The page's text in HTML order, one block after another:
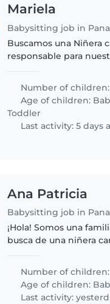
Mariela
Buscamos una Niñera
responsable para
guste cocinar y que
Number of children:
Age of children:
Toddler
Last activity: 5 days
Ana Patricia
¡Hola! Somos una
busca de una niñera
nuestro bebé creativo y
amigable. Nos
sientas cómoda con
Number of children:
Age of children:
Last activity: